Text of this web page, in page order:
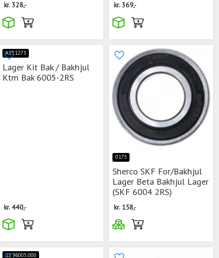
kr. 328,- kr. 369,-
A251273
Lager Kit Bak / Bakhjul
Ktm Bak 6005-2RS
kr.440,-
0175
Sherco SKF For/Bakhjul
Lager Beta Bakhjul Lager
(SKF 6004 2RS)
kr. 158,-
12.96005.000